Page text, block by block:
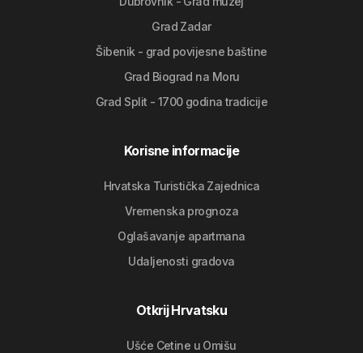
Grad Zadar
Šibenik - grad povijesne baštine
Grad Biograd na Moru
Grad Split - 1700 godina tradicije
Korisne informacije
Hrvatska Turistička Zajednica
Vremenska prognoza
Oglašavanje apartmana
Udaljenosti gradova
Otkrij Hrvatsku
Ušće Cetine u Omišu